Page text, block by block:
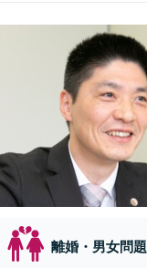
離婚・男女問題